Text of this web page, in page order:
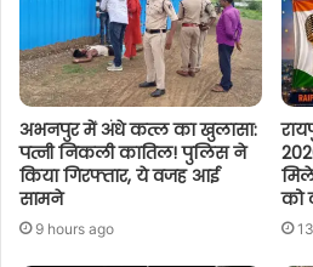
अभनपुर में अंधे कत्ल का खुलासा:
पत्नी निकली कातिल! पुलिस ने
किया गिरफ्तार, ये वजह आई
सामने
9 hours ago
को